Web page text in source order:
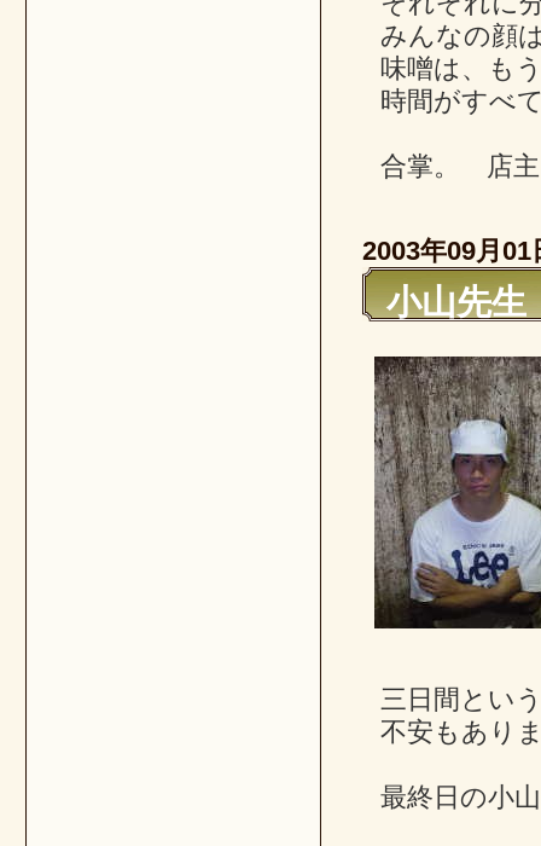
みんなの顔
味噌は、も
時間がすべ
合掌。 店主
2003年09月01
小山先生
三日間とい
不安もあり
最終日の小